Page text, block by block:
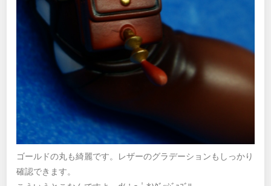
ゴールドの丸も綺麗です。レザーのグラデーションもしっかり
確認できます。